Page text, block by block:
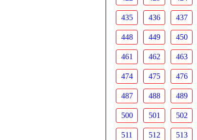
435 436 437
448 449 450
461 462 463
474 475 476
487 488 489
500 501 502
511 512 513